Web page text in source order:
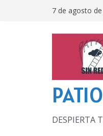
7 de agosto
DESPIERTA